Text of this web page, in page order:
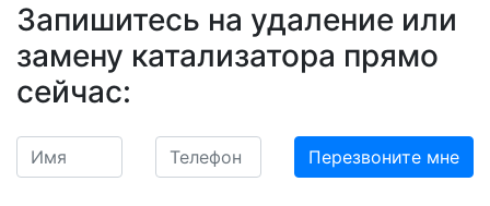
Запишитесь на удаление или
замену катализатора прямо
сейчас: